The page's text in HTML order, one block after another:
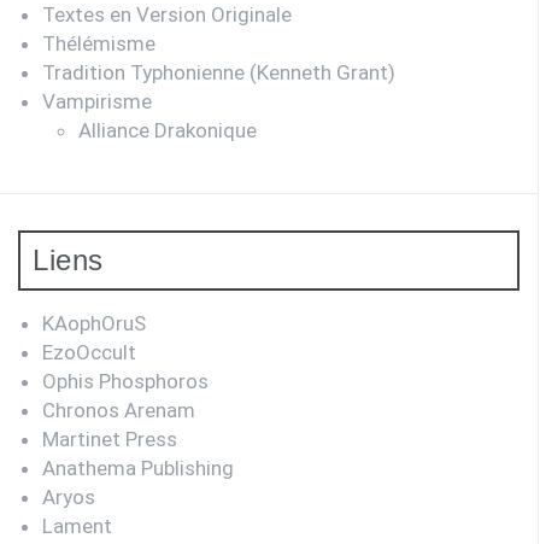
Textes en Version Originale
Thélémisme
Tradition Typhonienne (Kenneth Grant)
Vampirisme
Alliance Drakonique
Liens
KAophOruS
EzoOccult
Ophis Phosphoros
Chronos Arenam
Martinet Press
Anathema Publishing
Aryos
Lament